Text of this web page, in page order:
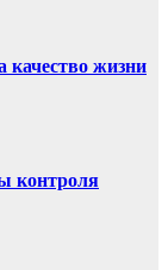
качество жизни
контроля